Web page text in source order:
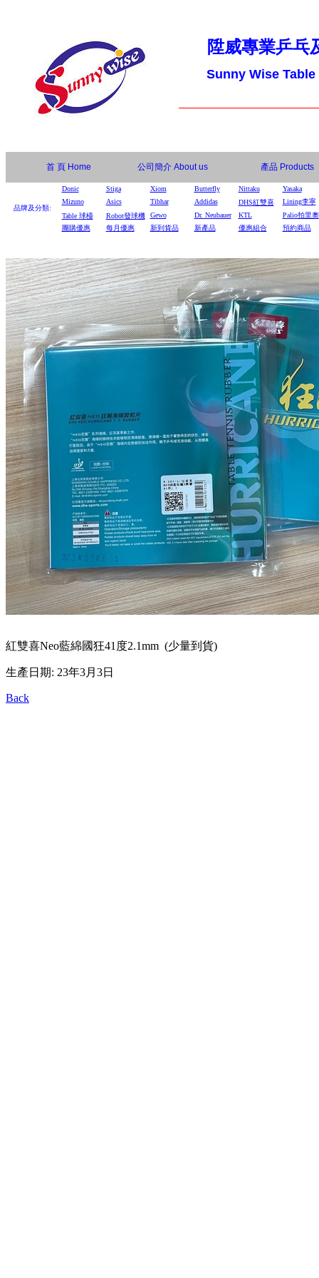
陞威專業乒乓
Sunny Wise
首 頁 Home 公司簡介 About us 產品 Products
品牌及分類:
Donic Stiga Xiom Butterfly Nittaku
Yasaka
Mizuno
Asics Tibhar Addidas DHS紅雙喜
Lining李寧
Table 球檯 Robot發球機 Gewo Dr. Neubauer KTL
Palio拍里奧
團購優惠
每月優惠 新到貨品 新產品 優惠組合 預約商品
紅雙喜Neo藍綿國狂41度2.1mm (少量到貨)
生產日期: 23年3月3日
Back